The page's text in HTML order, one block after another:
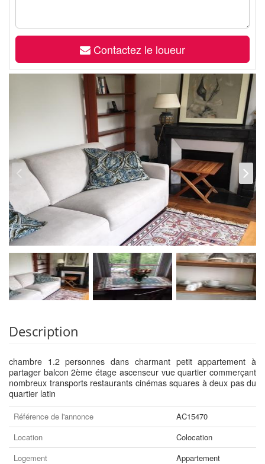
Contactez le loueur
Description
chambre 1.2 personnes dans charmant petit appartement à
partager balcon 2ème étage ascenseur vue quartier commerçant
nombreux transports restaurants cinémas squares à deux pas du
quartier latin
Référence de l'annonce
AC15470
Location
Colocation
Logement
Appartement